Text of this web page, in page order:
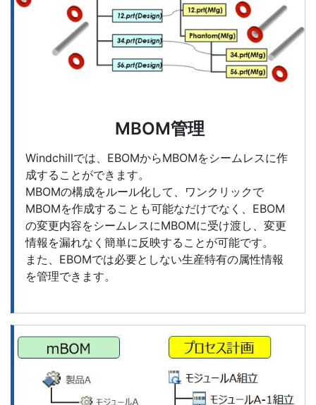
MBOM管理
Windchillでは、EBOMからMBOMをシームレスに作
成することができます。
MBOMの構成をルール化して、ワンクリックで
MBOMを作成することも可能なだけでなく、EBOM
の変更内容をシームレスにMBOMに受け渡し、変更
情報を漏れなく簡単に反映することが可能です。
また、EBOMでは必要としない生産特有の属性情報
を管理できます。